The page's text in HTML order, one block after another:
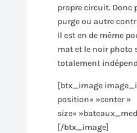
propre circuit. Donc
purge ou autre
Il est en de même
mat et le noir
totalement
[btx_image
position= »center »
size=
[/btx_image]